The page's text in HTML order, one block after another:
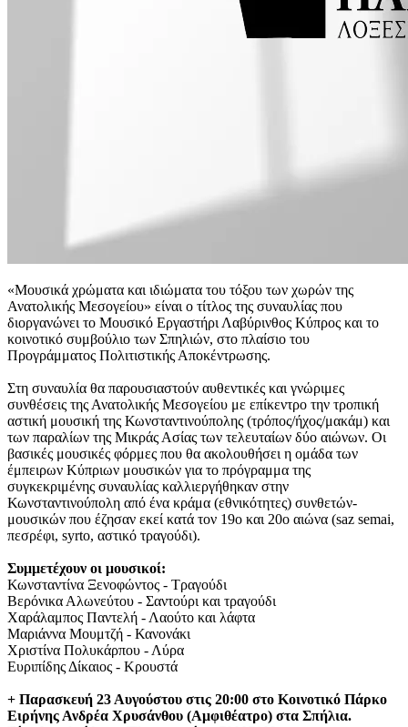
«Μουσικά χρώματα και ιδιώματα του τόξου των χωρών της
Ανατολικής Μεσογείου» είναι ο τίτλος της συναυλίας που
διοργανώνει το Μουσικό Εργαστήρι Λαβύρινθος Κύπρος και το
κοινοτικό συμβούλιο των Σπηλιών, στο πλαίσιο του
Προγράμματος Πολιτιστικής Αποκέντρωσης.
Στη συναυλία θα παρουσιαστούν αυθεντικές και γνώριμες
συνθέσεις της Ανατολικής Μεσογείου με επίκεντρο την τροπική
αστική μουσική της Κωνσταντινούπολης (τρόπος/ήχος/μακάμ) και
των παραλίων της Μικράς Ασίας των τελευταίων δύο αιώνων. Οι
βασικές μουσικές φόρμες που θα ακολουθήσει η ομάδα των
έμπειρων Κύπριων μουσικών για το πρόγραμμα της
συγκεκριμένης συναυλίας καλλιεργήθηκαν στην
Κωνσταντινούπολη από ένα κράμα (εθνικότητες) συνθετών-
μουσικών που έζησαν εκεί κατά τον 19ο και 20ο αιώνα (saz semai,
πεσρέφι, syrto, αστικό τραγούδι).
Συμμετέχουν οι μουσικοί:
Κωνσταντίνα Ξενοφώντος - Τραγούδι
Βερόνικα Αλωνεύτου - Σαντούρι και τραγούδι
Χαράλαμπος Παντελή - Λαούτο και λάφτα
Μαριάννα Μουμτζή - Κανονάκι
Χριστίνα Πολυκάρπου - Λύρα
Ευριπίδης Δίκαιος - Κρουστά
+ Παρασκευή 23 Αυγούστου στις 20:00 στο Κοινοτικό Πάρκο
Ειρήνης Ανδρέα Χρυσάνθου (Αμφιθέατρο) στα Σπήλια.